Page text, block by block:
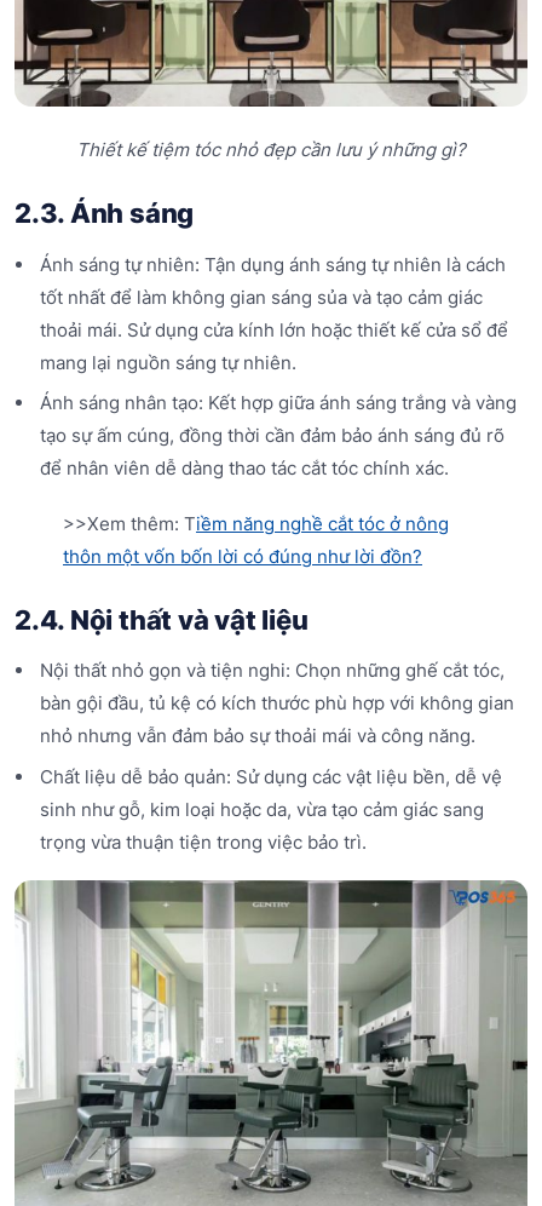
Thiết kế tiệm tóc nhỏ đẹp cần lưu ý những gì?
2.3. Ánh sáng
Ánh sáng tự nhiên: Tận dụng ánh sáng tự nhiên là cách
tốt nhất để làm không gian sáng sủa và tạo cảm giác
thoải mái. Sử dụng cửa kính lớn hoặc thiết kế cửa sổ để
mang lại nguồn sáng tự nhiên.
Ánh sáng nhân tạo: Kết hợp giữa ánh sáng trắng và vàng
tạo sự ấm cúng, đồng thời cần đảm bảo ánh sáng đủ rõ
để nhân viên dễ dàng thao tác cắt tóc chính xác.
>>Xem thêm: Tiềm năng nghề cắt tóc ở nông
thôn một vốn bốn lời có đúng như lời đồn?
2.4. Nội thất và vật liệu
Nội thất nhỏ gọn và tiện nghi: Chọn những ghế cắt tóc,
bàn gội đầu, tủ kệ có kích thước phù hợp với không gian
nhỏ nhưng vẫn đảm bảo sự thoải mái và công năng.
Chất liệu dễ bảo quản: Sử dụng các vật liệu bền, dễ vệ
sinh như gỗ, kim loại hoặc da, vừa tạo cảm giác sang
trọng vừa thuận tiện trong việc bảo trì.